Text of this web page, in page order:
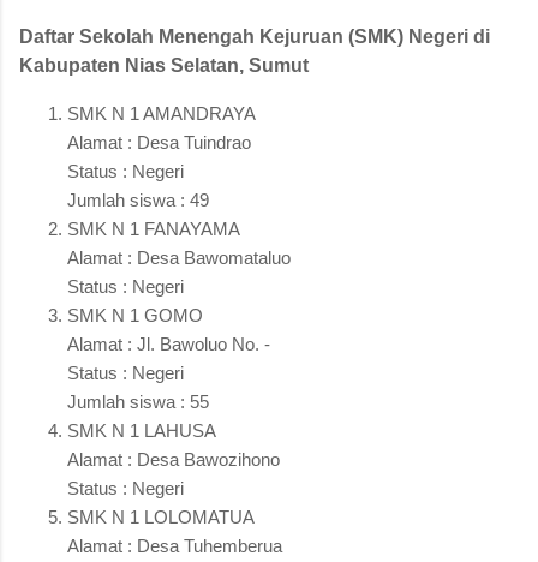
Daftar Sekolah Menengah Kejuruan (SMK) Negeri di
Kabupaten Nias Selatan, Sumut
SMK N 1 AMANDRAYA
Alamat : Desa Tuindrao
Status : Negeri
Jumlah siswa : 49
SMK N 1 FANAYAMA
Alamat : Desa Bawomataluo
Status : Negeri
SMK N 1 GOMO
Alamat : Jl. Bawoluo No. -
Status : Negeri
Jumlah siswa : 55
SMK N 1 LAHUSA
Alamat : Desa Bawozihono
Status : Negeri
SMK N 1 LOLOMATUA
Alamat : Desa Tuhemberua